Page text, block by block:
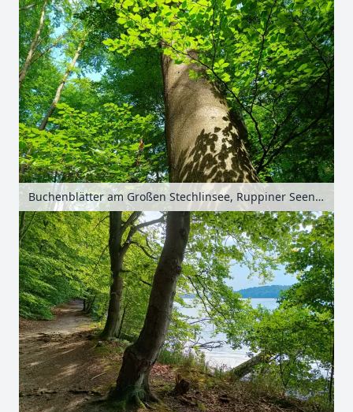
Buchenblätter am Großen Stechlinsee, Ruppiner Seenland, Brandenburg, Deutschland